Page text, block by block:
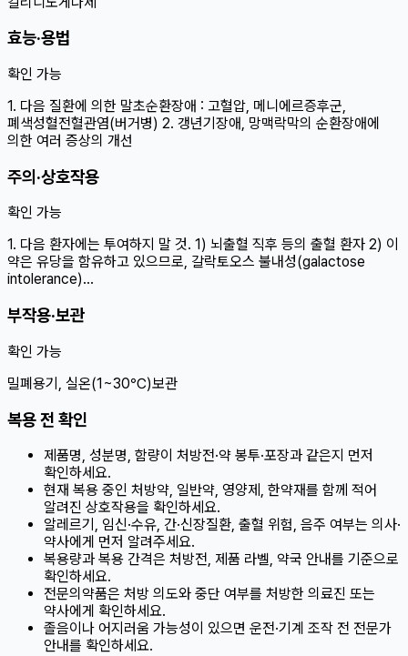
효능·용법
확인 가능
1. 다음 질환에 의한 말초순환장애 : 고혈압, 메니에르증후군,
폐색성혈전혈관염(버거병) 2. 갱년기장애, 망맥락막의 순환장애에
의한 여러 증상의 개선
주의·상호작용
확인 가능
1. 다음 환자에는 투여하지 말 것. 1) 뇌출혈 직후 등의 출혈 환자 2) 이
약은 유당을 함유하고 있으므로, 갈락토오스 불내성(galactose
intolerance)…
부작용·보관
확인 가능
밀폐용기, 실온(1~30℃)보관
복용 전 확인
제품명, 성분명, 함량이 처방전·약 봉투·포장과 같은지 먼저
확인하세요.
현재 복용 중인 처방약, 일반약, 영양제, 한약재를 함께 적어
알려진 상호작용을 확인하세요.
알레르기, 임신·수유, 간·신장질환, 출혈 위험, 음주 여부는 의사·
약사에게 먼저 알려주세요.
복용량과 복용 간격은 처방전, 제품 라벨, 약국 안내를 기준으로
확인하세요.
전문의약품은 처방 의도와 중단 여부를 처방한 의료진 또는
약사에게 확인하세요.
졸음이나 어지러움 가능성이 있으면 운전·기계 조작 전 전문가
안내를 확인하세요.